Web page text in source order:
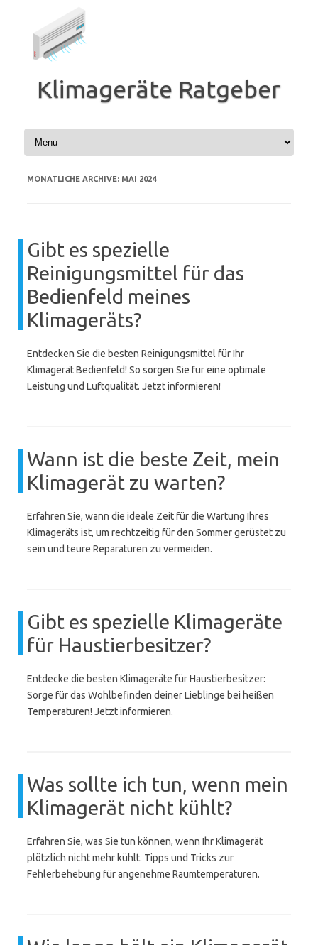
Klimageräte Ratgeber
MONATLICHE ARCHIVE: MAI 2024
Gibt es spezielle
Reinigungsmittel für das
Bedienfeld meines
Klimageräts?
Entdecken Sie die besten Reinigungsmittel für Ihr
Klimagerät Bedienfeld! So sorgen Sie für eine optimale
Leistung und Luftqualität. Jetzt informieren!
Wann ist die beste Zeit, mein
Klimagerät zu warten?
Erfahren Sie, wann die ideale Zeit für die Wartung Ihres
Klimageräts ist, um rechtzeitig für den Sommer gerüstet zu
sein und teure Reparaturen zu vermeiden.
Gibt es spezielle Klimageräte
für Haustierbesitzer?
Entdecke die besten Klimageräte für Haustierbesitzer:
Sorge für das Wohlbefinden deiner Lieblinge bei heißen
Temperaturen! Jetzt informieren.
Was sollte ich tun, wenn mein
Klimagerät nicht kühlt?
Erfahren Sie, was Sie tun können, wenn Ihr Klimagerät
plötzlich nicht mehr kühlt. Tipps und Tricks zur
Fehlerbehebung für angenehme Raumtemperaturen.